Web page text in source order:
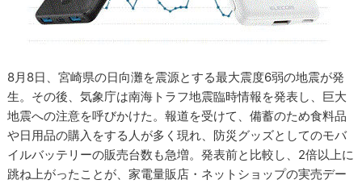
8月8日、宮崎県の日向灘を震源とする最大震度6弱の地震が発
生。その後、気象庁は南海トラフ地震臨時情報を発表し、巨大
地震への注意を呼びかけた。報道を受けて、備蓄のため食料品
や日用品の購入をする人が多く現れ、防災グッズとしてのモバ
イルバッテリーの販売台数も急増。発表前と比較し、2倍以上に
跳ね上がったことが、家電量販店・ネットショップの実売デー